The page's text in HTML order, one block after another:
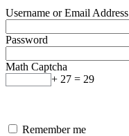
Username or Email Address
Password
Math Captcha
+ 27 = 29
Remember me